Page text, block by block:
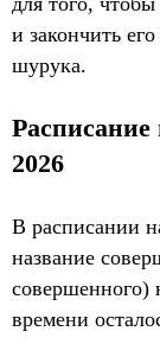
и закончить
шурука.
Расписание
2026
В расписании
название
совершенного)
времени